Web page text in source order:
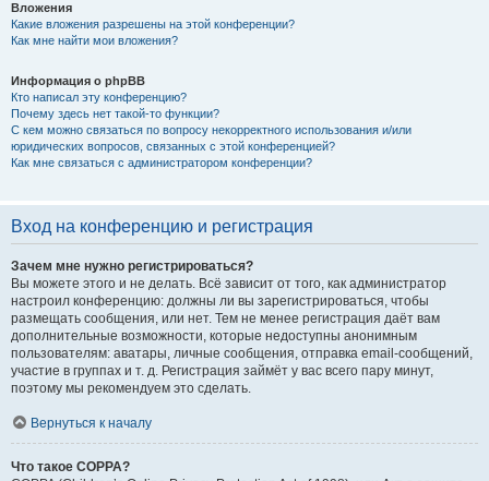
Вложения
Какие вложения разрешены на этой конференции?
Как мне найти мои вложения?
Информация о phpBB
Кто написал эту конференцию?
Почему здесь нет такой-то функции?
С кем можно связаться по вопросу некорректного использования и/или
юридических вопросов, связанных с этой конференцией?
Как мне связаться с администратором конференции?
Вход на конференцию и регистрация
Зачем мне нужно регистрироваться?
Вы можете этого и не делать. Всё зависит от того, как администратор
настроил конференцию: должны ли вы зарегистрироваться, чтобы
размещать сообщения, или нет. Тем не менее регистрация даёт вам
дополнительные возможности, которые недоступны анонимным
пользователям: аватары, личные сообщения, отправка email-сообщений,
участие в группах и т. д. Регистрация займёт у вас всего пару минут,
поэтому мы рекомендуем это сделать.
Вернуться к началу
Что такое COPPA?